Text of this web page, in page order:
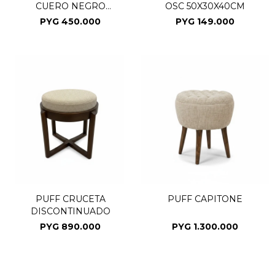
CUERO NEGRO
45X45X40CM
PYG 450.000
OSC 50X30X40CM
PYG 149.000
PUFF CRUCETA
DISCONTINUADO
PYG 890.000
PUFF CAPITONE
PYG 1.300.000